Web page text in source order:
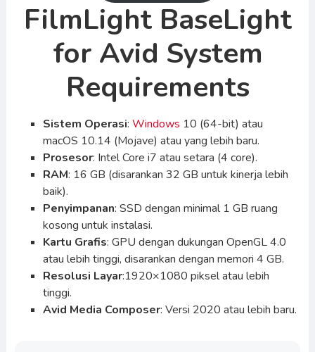
FilmLight BaseLight
for Avid System
Requirements
Sistem Operasi: Windows 10 (64-bit) atau
macOS 10.14 (Mojave) atau yang lebih baru.
Prosesor: Intel Core i7 atau setara (4 core).
RAM: 16 GB (disarankan 32 GB untuk kinerja lebih
baik).
Penyimpanan: SSD dengan minimal 1 GB ruang
kosong untuk instalasi.
Kartu Grafis: GPU dengan dukungan OpenGL 4.0
atau lebih tinggi, disarankan dengan memori 4 GB.
Resolusi Layar:1920×1080 piksel atau lebih
tinggi.
Avid Media Composer: Versi 2020 atau lebih baru.